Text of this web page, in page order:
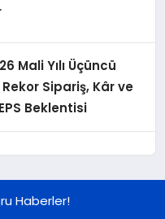
Mali Yılı Üçüncü
Sipariş, Kâr ve
Beklentisi
Açıkladı
Haberler!